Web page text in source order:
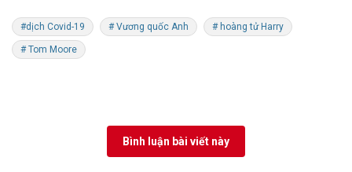
#dịch Covid-19 # Vương quốc Anh # hoàng tử Harry
# Tom Moore
Bình luận bài viết này